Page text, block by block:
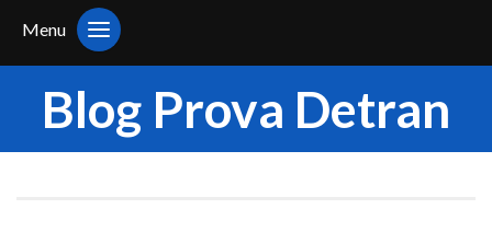
Menu
Blog Prova Detran